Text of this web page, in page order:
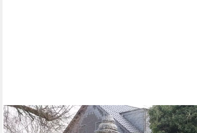
ORIENTAL GALERIE
Dekofigur Große Devi Garten Figur Beton GRC 153 cm (1